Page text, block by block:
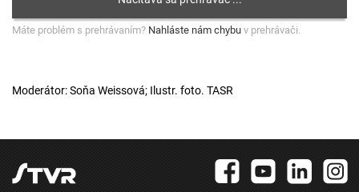
Máte problém s prehrávaním? Nahláste nám chybu v prehrávači.
Moderátor: Soňa Weissová; Ilustr. foto. TASR